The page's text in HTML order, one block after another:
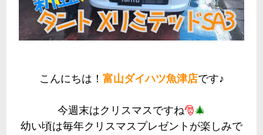
こんにちは！ 富山ダイハツ魚津店です♪
今週末はクリスマスですね🎅🎄
幼い頃は毎年クリスマスプレゼントが楽しみで